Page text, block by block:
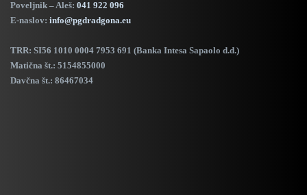
Poveljnik – Aleš: 041 922 096
E-naslov: info@pgdradgona.eu
TRR: SI56 1010 0004 7953 691 (Banka Intesa Sapaolo d.d.)
Matična št.: 5154855000
Davčna št.: 86467034